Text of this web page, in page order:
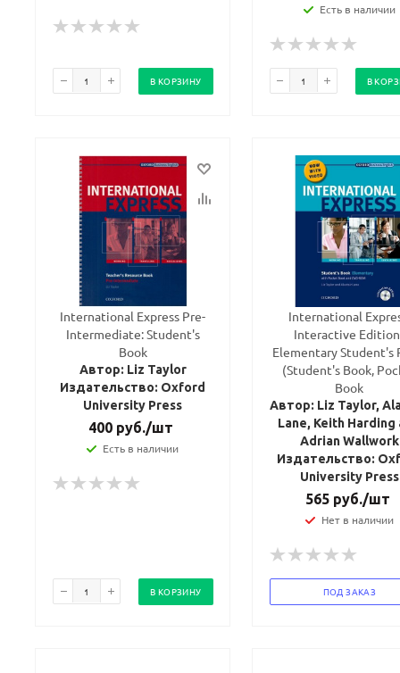
В КОРЗИНУ
Есть в наличии
В
International Express Pre-
Intermediate: Student's
Book
Автор: Liz Taylor
Издательство: Oxford
University Press
400 руб./шт
Есть в наличии
В КОРЗИНУ
International
Interactive
Elementary Student's
(Student's Book,
Book
Автор: Liz Taylor,
Lane, Keith Harding
Adrian Wallwork
Издательство:
University Press
565руб./шт
Нет в наличии
ПОД ЗАКАЗ